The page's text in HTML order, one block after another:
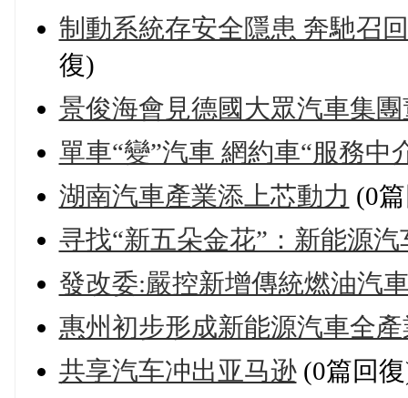
制動系統存安全隱患 奔馳召
復)
景俊海會見德國大眾汽車集
單車“變”汽車 網約車“服務中
湖南汽車產業添上芯動力 (0
寻找“新五朵金花”：新能源汽
發改委:嚴控新增傳統燃油汽
惠州初步形成新能源汽車全
共享汽车冲出亚马逊(0篇回